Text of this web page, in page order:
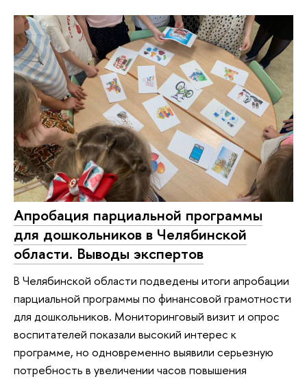
Апробация парциальной программы
для дошкольников в Челябинской
области. Выводы экспертов
В Челябинской области подведены итоги апробации
парциальной программы по финансовой грамотности
для дошкольников. Мониторинговый визит и опрос
воспитателей показали высокий интерес к
программе, но одновременно выявили серьезную
потребность в увеличении часов повышения